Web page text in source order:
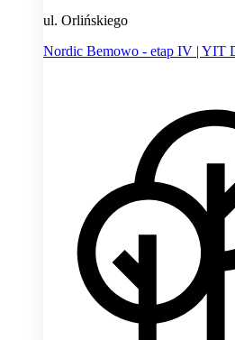
ul. Orlińskiego
Nordic Bemowo - etap IV | YIT